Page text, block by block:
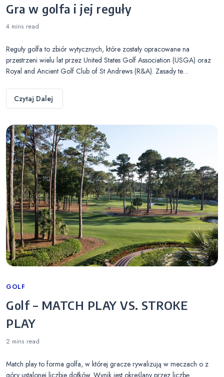
Gra w golfa i jej reguły
4 mins read
Reguły golfa to zbiór wytycznych, które zostały opracowane na
przestrzeni wielu lat przez United States Golf Association (USGA) oraz
Royal and Ancient Golf Club of St Andrews (R&A). Zasady te…
Czytaj Dalej
Categories
GOLF
Golf – MATCH PLAY VS. STROKE
PLAY
2 mins read
Match play to forma golfa, w której gracze rywalizują w meczach o z
góry ustalonej liczbie dołków. Wynik jest określany przez liczbę